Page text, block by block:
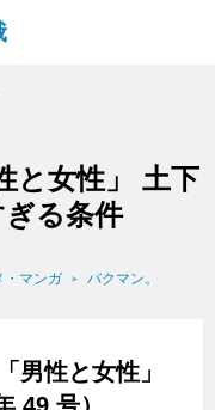
と女性」 土下
る条件
・マンガ バクマン。
男性と女性」